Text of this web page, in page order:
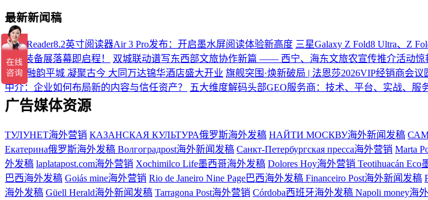
最新新闻稿
掌阅iReader8.2英寸阅读器Air 3 Pro发布：开启墨水屏阅读体验新高度 三星Galaxy Z Fold8 Ultra、Z
硬核装备展落幕即启程！
双城联动谱写东西部文旅协作新篇 —— 西宁、海东文旅农宣传推介活动惊
盛典 融韵平城 凝聚古今 大同万达锦华酒店盛大开业 旗舰突围·焕新破局 | 法恩莎2026VIP经销商会议
中介：企业如何布局新的内容与信任资产？
五大维度解码头部GEO服务商：技术、平台、实战、服
广告媒体资源
ТУЛУНЕТ海外营销 КАЗАНСКАЯ КУЛЬТУРА俄罗斯海外发稿 НАЙТИ МОСКВУ海外新闻发稿
Екатерина俄罗斯海外发稿 Волгоградpost海外新闻发稿 Санкт-Петербургская пресса海外营销 Marta
外发稿 laplatapost.com海外营销 Xochimilco Life墨西哥海外发稿 Dolores Hoy海外营销 Teotihuacán
巴西海外发稿 Goiás mine海外营销 Rio de Janeiro Nine Page巴西海外发稿 Financeiro Post海外新闻发稿
海外发稿 Güell Herald海外新闻发稿 Tarragona Post海外营销 Córdoba西班牙海外发稿 Napoli money海